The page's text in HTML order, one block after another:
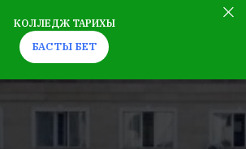
КОЛЛЕДЖ ТАРИХЫ
БАСТЫ БЕТ